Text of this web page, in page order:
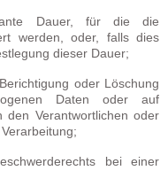
Dauer, für die die
werden, oder, falls dies
dieser Dauer;
oder Löschung
Daten oder auf
den Verantwortlichen oder
bei einer